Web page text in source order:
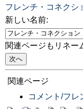
フレンチ・コネクシ
新しい名前:
関連ページもリネー
関連ページ
コメント/フレ